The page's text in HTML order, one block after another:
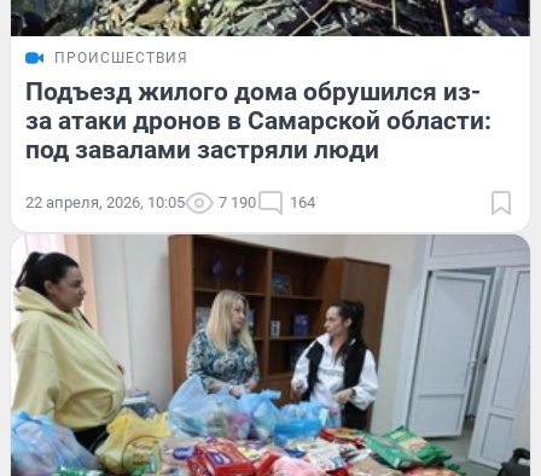
ПРОИСШЕСТВИЯ
Подъезд жилого дома обрушился из-
за атаки дронов в Самарской области:
под завалами застряли люди
22 апреля, 2026, 10:05 7 190 164